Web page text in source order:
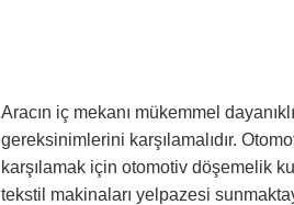
Aracın iç mekanı mükemmel
gereksinimlerini karşılamalıdır.
karşılamak için otomotiv döşemelik
tekstil makinaları yelpazesi